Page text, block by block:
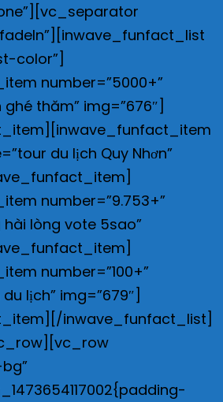
color”]
number=”5000+”
thăm” img=”676″]
du lịch Quy Nhơn”
number=”9.753+”
lòng vote 5sao”
number=”100+”
lịch” img=”679″]
inwave_funfact_list]